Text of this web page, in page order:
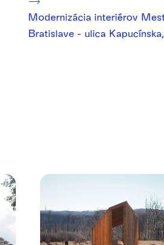
Modernizácia interiérov
Bratislave - ulica